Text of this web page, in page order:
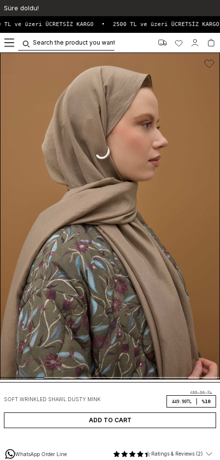
Süre doldu!
ve üzeri ÜCRETSİZ KARGO • 2500 TL ve üzeri ÜCRETSİZ KARGO
SOFT WRINKLED SHAWL DUSTY MINK
499.90TL
449.90TL %10
ADD TO CART
WhatsApp Order Line Ratings & Reviews (2)